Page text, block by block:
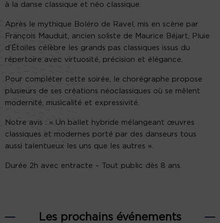
à la danse classique et néo classique.
Après le mythique Boléro de Ravel, mis en scène par
François Mauduit, ancien soliste de Maurice Béjart, Pluie
d’Étoiles célèbre les grands pas classiques issus du
répertoire avec virtuosité, précision et élégance.
Pour compléter cette soirée, le chorégraphe propose
plusieurs de ses créations néoclassiques où se mêlent
modernité, musicalité et expressivité.
Notre avis : « Un ballet hybride mélangeant œuvres
classiques et modernes porté par des danseurs tous
aussi talentueux les uns que les autres ».
Durée 2h avec entracte – Tout public dès 8 ans.
Les prochains événements